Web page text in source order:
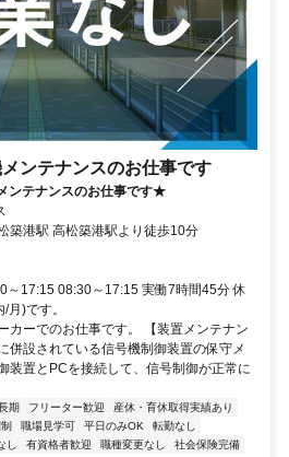
ンテナンスのお仕事です
ンテナンスのお仕事です★
交通アクセス 最寄駅：高松築港駅 高松築港駅より徒歩10分
～17:15 08:30～17:15 実働7時間45分 休
)です。
カーでのお仕事です。 【装置メンテナン
併設されている信号機制御装置の保守メ
装置とPCを接続して、信号制御が正常に
期 フリーター歓迎
産休・育休取得実績あり
職場見学可 平日のみOK
転勤なし
し 有資格者歓迎 職種変更なし
社会保険完備